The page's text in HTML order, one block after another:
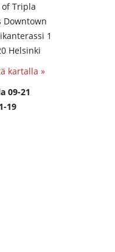
Tripla
Downtown
1
Helsinki
kartalla »
09-21
19